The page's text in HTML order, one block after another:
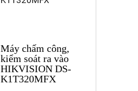
Máy chấm công,
kiểm soát ra vào
HIKVISION DS-
K1T320MFX